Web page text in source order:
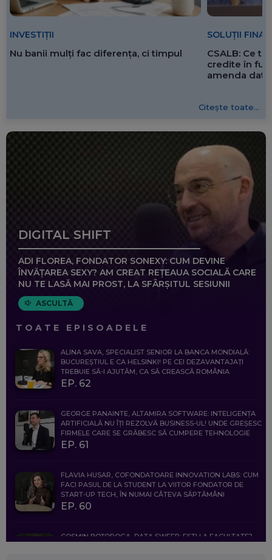
INVESTIȚII
Nu banii mulți fac diferența, ci timpul
SOLUȚII
CSALB: Ce
credite în
amenda
Citește toate...
DIGITAL SHIFT
ADI FLOREA, FONDATOR SONEXY: CUM DEVINE
ÎNVĂȚAREA SEXY? AM CREAT REȚEAUA SOCIALĂ CARE
NU TE LASĂ MAI PROST, LA SFÂRȘITUL SESIUNII
ASCULTĂ
TOATE EPISOADELE
ALINA SAVA, SPECIALIST SENIOR LA BANCA MONDIALĂ:
BUCUREȘTIUL E CA HELSINKI! PE CEI DEZAVANTAJAȚI
TREBUIE SĂ-I AJUTĂM, CA SĂ CREASCĂ ROMÂNIA
EP. 62
GEORGE PANAINTE, ALTAMIRA SOFTWARE: INTELIGENȚA
ARTIFICIALĂ NU ÎȚI REZOLVĂ BUSINESS-UL! UNDE GREȘESC
FIRMELE CARE SE GRĂBESC SĂ CUMPERE TEHNOLOGIE
EP. 61
FLAVIA HUSAR, COFONDATOARE INNOVATION LABS: CUM
FACI PASUL DE LA STUDENT LA VIITOR FONDATOR DE
START-UP TECH, ÎN NUMAI CÂTEVA SĂPTĂMÂNI
EP. 60
COSMIN BOȚOROGA, DATA SWEEP: EȘTI LA FACULTATE?